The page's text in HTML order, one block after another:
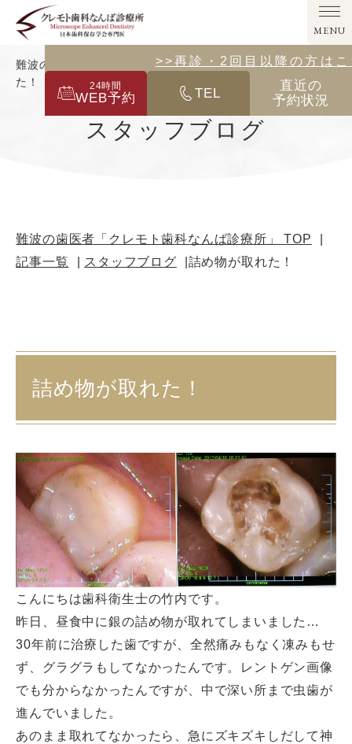
難波の歯医者「クレモト歯科なんば診療所」｜詰め物が取れ
た！
スタッフブログ
難波の歯医者「クレモト歯科なんば診療所」 TOP
記事一覧
スタッフブログ 詰め物が取れた！
詰め物が取れた！
こんにちは歯科衛生士の竹内です。
昨日、昼食中に銀の詰め物が取れてしまいました…
30年前に治療した歯ですが、全然痛みもなく凍みもせ
ず、グラグラもしてなかったんです。レントゲン画像
でも分からなかったんですが、中で深い所まで虫歯が
進んでいました。
あのまま取れてなかったら、急にズキズキしだして神
MENU
WEB予約
24時間 TEL
直近の
予約状況
>>その他の診療メニューは
>>再診・2回目以降の方は